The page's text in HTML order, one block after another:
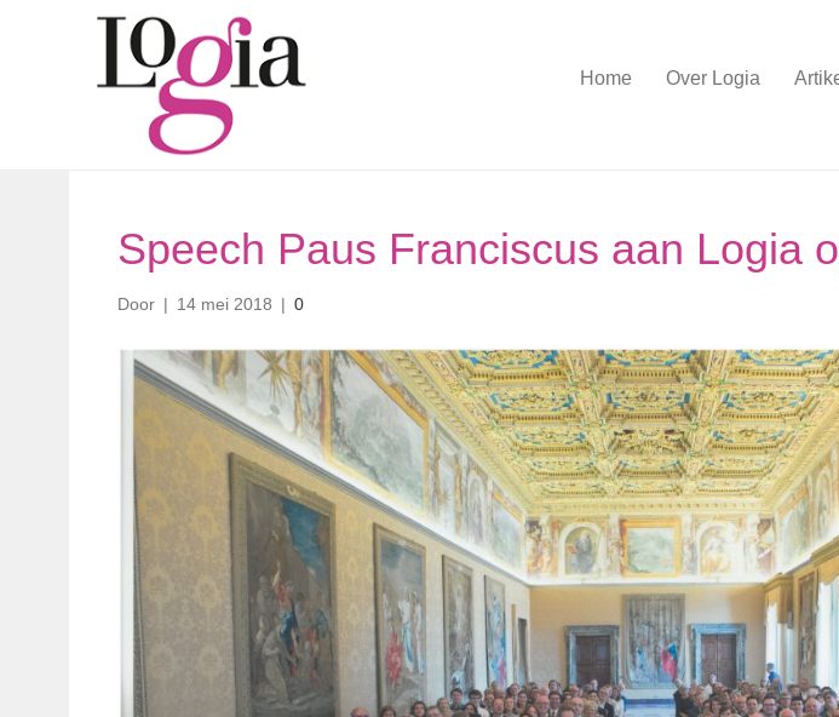
Home Over Logia
Speech Paus Franciscus aan Logia
Door | 14 mei 2018 | 0